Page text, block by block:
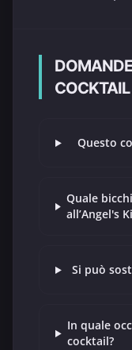
COCKTAIL
Questo
Quale
all’Angel's
Si può
In quale
cocktail?